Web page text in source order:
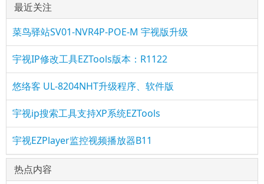
最近关注
菜鸟驿站SV01-NVR4P-POE-M 宇视版升级
宇视IP修改工具EZTools版本：R1122
悠络客 UL-8204NHT升级程序、软件版
宇视ip搜索工具支持XP系统EZTools
宇视EZPlayer监控视频播放器B11
热点内容